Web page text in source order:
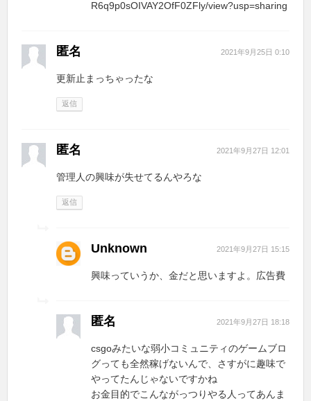
R6q9p0sOIVAY2OfF0ZFly/view?usp=sharing
匿名 2021年9月25日 0:10
更新止まっちゃったな
返信
匿名 2021年9月27日 12:01
管理人の興味が失せてるんやろな
返信
Unknown 2021年9月27日 15:15
興味っていうか、金だと思いますよ。広告費
匿名 2021年9月27日 18:18
csgoみたいな弱小コミュニティのゲームブロ
グっても全然稼げないんで、さすがに趣味で
やってたんじゃないですかね
お金目的でこんながっつりやる人ってあんま